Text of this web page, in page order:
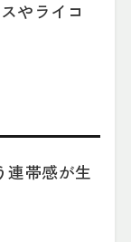
やライコ
連帯感が生